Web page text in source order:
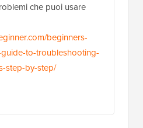
che puoi usare
beginners-
to-troubleshooting-
step-by-step/